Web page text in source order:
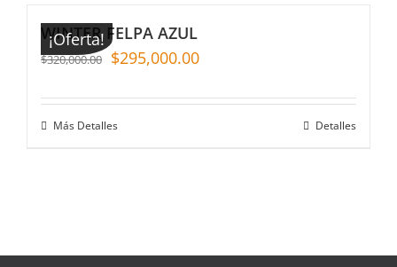
¡Oferta!
WINTER FELPA AZUL
$320,000.00 $295,000.00
Más Detalles Detalles